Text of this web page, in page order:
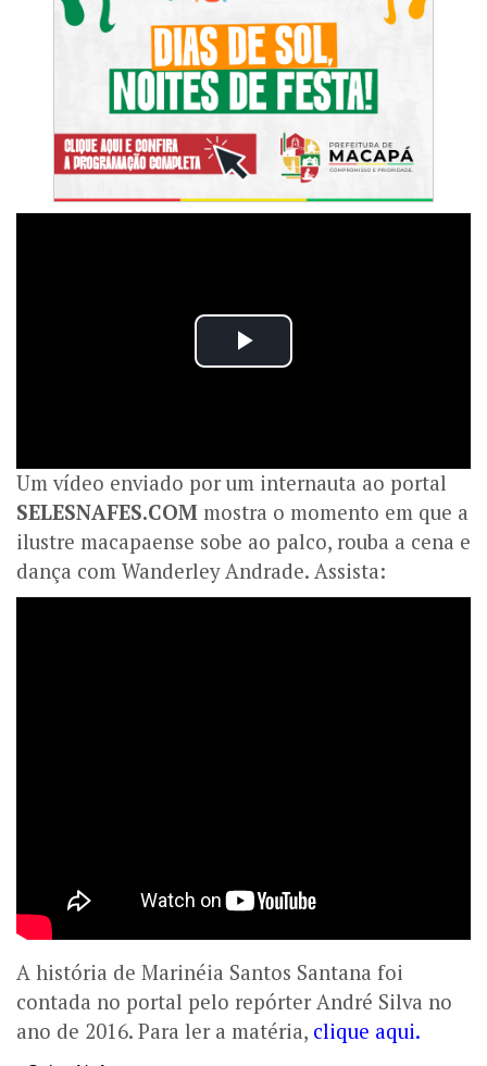
Um vídeo enviado por um internauta ao portal
SELESNAFES.COM mostra o momento em que a
ilustre macapaense sobe ao palco, rouba a cena e
dança com Wanderley Andrade. Assista:
A história de Marinéia Santos Santana foi
contada no portal pelo repórter André Silva no
ano de 2016. Para ler a matéria, clique aqui.